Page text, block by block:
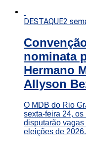
DESTAQUE2
nominata
Hermano
Allyson
O MDB do Rio
sexta-feira 24,
disputarão
eleições de